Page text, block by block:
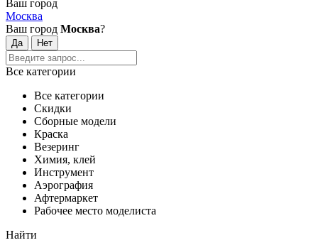
Ваш город
Москва
Ваш город Москва?
Все категории
Все категории
Скидки
Сборные модели
Краска
Везеринг
Химия, клей
Инструмент
Аэрография
Афтермаркет
Рабочее место моделиста
Найти